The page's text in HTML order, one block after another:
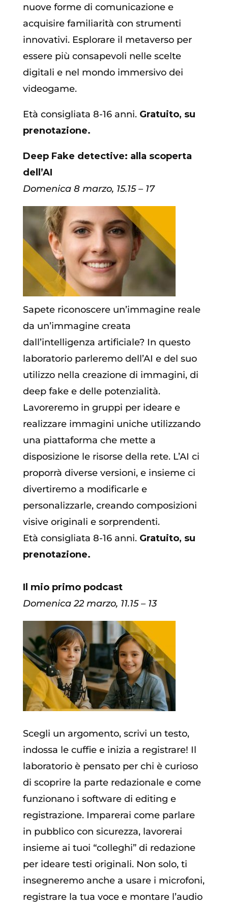
nuove forme di comunicazione e
acquisire familiarità con strumenti
innovativi. Esplorare il metaverso per
essere più consapevoli nelle scelte
digitali e nel mondo immersivo dei
videogame.
Età consigliata 8-16 anni. Gratuito, su
prenotazione.
Deep Fake detective: alla scoperta
dell’AI
Domenica 8 marzo, 15.15 – 17
Sapete riconoscere un’immagine reale
da un’immagine creata
dall’intelligenza artificiale? In questo
laboratorio parleremo dell’AI e del suo
utilizzo nella creazione di immagini, di
deep fake e delle potenzialità.
Lavoreremo in gruppi per ideare e
realizzare immagini uniche utilizzando
una piattaforma che mette a
disposizione le risorse della rete. L’AI ci
proporrà diverse versioni, e insieme ci
divertiremo a modificarle e
personalizzarle, creando composizioni
visive originali e sorprendenti.
Età consigliata 8-16 anni. Gratuito, su
prenotazione.
Il mio primo podcast
Domenica22 marzo, 11.15– 13
Scegli un argomento, scrivi un testo,
indossa le cuffie e inizia a registrare! Il
laboratorio è pensato per chi è curioso
di scoprire la parte redazionale e come
funzionano i software di editing e
registrazione. Imparerai come parlare
in pubblico con sicurezza, lavorerai
insieme ai tuoi “colleghi” di redazione
per ideare testi originali. Non solo, ti
insegneremo anche a usare i microfoni,
registrare la tua voce e montare l’audio